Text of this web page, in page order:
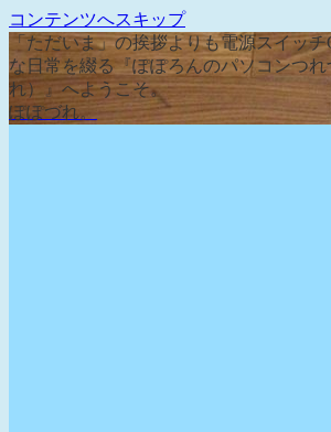
コンテンツへスキップ
「ただいま」の挨拶よりも電源スイッ
な日常を綴る『ぽぽろんのパソコンつ
れ）』へようこそ。
ぽぽづれ。